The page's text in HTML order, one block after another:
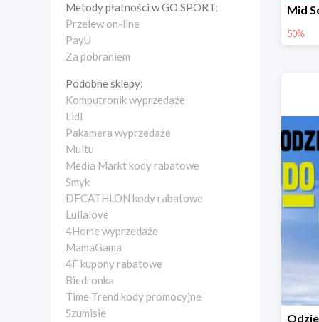
Metody płatności wGO SPORT:
Przelew on-line
PayU
Za pobraniem
Podobne sklepy:
Komputronik wyprzedaże
Lidl
Pakamera wyprzedaże
Multu
Media Markt kody rabatowe
Smyk
DECATHLON kody rabatowe
Lullalove
4Home wyprzedaże
MamaGama
4F kupony rabatowe
Biedronka
Time Trend kody promocyjne
Szumisie
50%